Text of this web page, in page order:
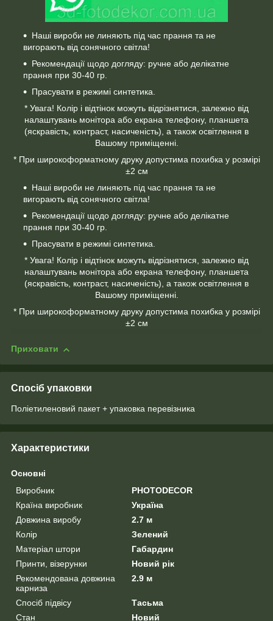
Наші вироби не линяють під час прання та не
вигорають від сонячного світла!
Рекомендації щодо догляду: ручне або делікатне
прання при 30-40 гр.
Прасувати в режимі синтетика.
* Увага! Колір і відтінок можуть відрізнятися, залежно від
налаштувань монітора або екрана телефону, планшета
(яскравість, контраст, насиченість), а також освітлення в
Вашому приміщенні.
* При широкоформатному друку допустима похибка у розмірі
±2 см
Наші вироби не линяють під час прання та не
вигорають від сонячного світла!
Рекомендації щодо догляду: ручне або делікатне
прання при 30-40 гр.
Прасувати в режимі синтетика.
* Увага! Колір і відтінок можуть відрізнятися, залежно від
налаштувань монітора або екрана телефону, планшета
(яскравість, контраст, насиченість), а також освітлення в
Вашому приміщенні.
* При широкоформатному друку допустима похибка у розмірі
±2 см
Приховати
Спосіб упаковки
Поліетиленовий пакет + упаковка перевізника
Характеристики
Основні
Виробник
PHOTODECOR
Країна виробник
Україна
Довжина виробу
2.7 м
Колір
Зелений
Матеріал штори
Габардин
Принти, візерунки
Новий рік
Рекомендована довжина
карниза
2.9 м
Спосіб підвісу
Тасьма
Стан
Новий